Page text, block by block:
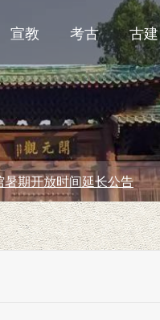
宣教 考古 古建
时间延长公告